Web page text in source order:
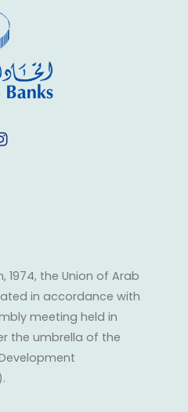
1974, the Union of Arab
in accordance with
meeting held in
the umbrella of the